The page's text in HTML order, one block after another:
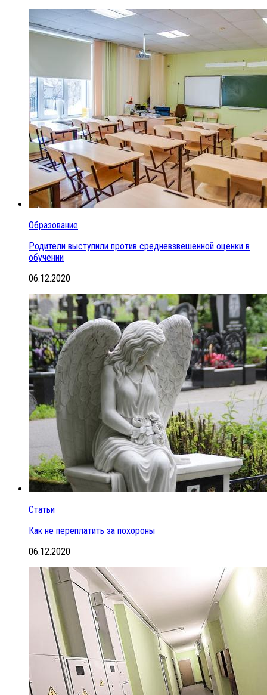
Образование
Родители выступили против средневзвешенной оценки в
обучении
06.12.2020
Статьи
Как не переплатить за похороны
06.12.2020